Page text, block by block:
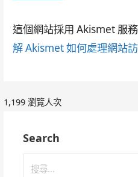
這個網站採用 Akismet 服
解 Akismet 如何處理網站
1,199 瀏覽人次
Search